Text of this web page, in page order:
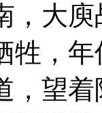
，大
牲，
，望